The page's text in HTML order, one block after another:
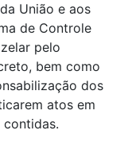
União e aos
de Controle
pelo
bem como
dos
atos em